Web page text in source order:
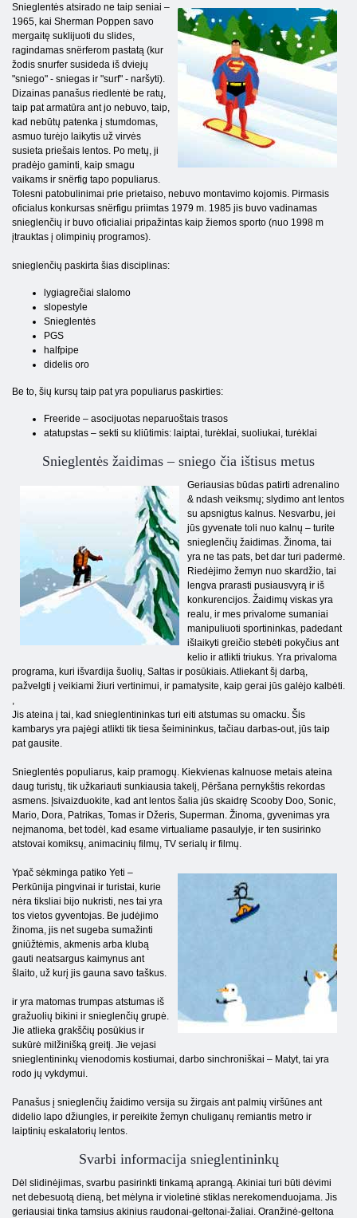
Snieglentės atsirado ne taip seniai –
1965, kai Sherman Poppen savo
mergaitę suklijuoti du slides,
ragindamas snёrferom pastatą (kur
žodis snurfer susideda iš dviejų
"sniego" - sniegas ir "surf" - naršyti).
Dizainas panašus riedlentė be ratų,
taip pat armatūra ant jo nebuvo, taip,
kad nebūtų patenka į stumdomas,
asmuo turėjo laikytis už virvės
susieta priešais lentos. Po metų, ji
pradėjo gaminti, kaip smagu
vaikams ir snёrfig tapo populiarus.
Tolesni patobulinimai prie prietaiso, nebuvo montavimo kojomis. Pirmasis
oficialus konkursas snёrfigu priimtas 1979 m. 1985 jis buvo vadinamas
snieglenčių ir buvo oficialiai pripažintas kaip žiemos sporto (nuo 1998 m
įtrauktas į olimpinių programos).
snieglenčių paskirta šias disciplinas:
lygiagrečiai slalomo
slopestyle
Snieglentės
PGS
halfpipe
didelis oro
Be to, šių kursų taip pat yra populiarus paskirties:
Freeride – asocijuotas neparuoštais trasos
atatupstas – sekti su kliūtimis: laiptai, turėklai, suoliukai, turėklai
Snieglentės žaidimas – sniego čia ištisus metus
Geriausias būdas patirti adrenalino
& ndash veiksmų; slydimo ant lentos
su apsnigtus kalnus. Nesvarbu, jei
jūs gyvenate toli nuo kalnų – turite
snieglenčių žaidimas. Žinoma, tai
yra ne tas pats, bet dar turi padermė.
Riedėjimo žemyn nuo skardžio, tai
lengva prarasti pusiausvyrą ir iš
konkurencijos. Žaidimų viskas yra
realu, ir mes privalome sumaniai
manipuliuoti sportininkas, padedant
išlaikyti greičio stebėti pokyčius ant
kelio ir atlikti triukus. Yra privaloma
programa, kuri išvardija šuolių, Saltas ir posūkiais. Atliekant šį darbą,
pažvelgti į veikiami žiuri vertinimui, ir pamatysite, kaip gerai jūs galėjo kalbėti.
Jis ateina į tai, kad snieglentininkas turi eiti atstumas su omacku. Šis
kambarys yra pajėgi atlikti tik tiesa šeimininkus, tačiau darbas-out, jūs taip
pat gausite.
Snieglentės populiarus, kaip pramogų. Kiekvienas kalnuose metais ateina
daug turistų, tik užkariauti sunkiausia takelį, Pēršana pernykštis rekordas
asmens. Įsivaizduokite, kad ant lentos šalia jūs skaidrę Scooby Doo, Sonic,
Mario, Dora, Patrikas, Tomas ir Džeris, Superman. Žinoma, gyvenimas yra
neįmanoma, bet todėl, kad esame virtualiame pasaulyje, ir ten susirinko
atstovai komiksų, animacinių filmų, TV serialų ir filmų.
Ypač sėkminga patiko Yeti –
Perkūnija pingvinai ir turistai, kurie
nėra tiksliai bijo nukristi, nes tai yra
tos vietos gyventojas. Be judėjimo
žinoma, jis net sugeba sumažinti
gniūžtėmis, akmenis arba klubą
gauti neatsargus kaimynus ant
šlaito, už kurį jis gauna savo taškus.
ir yra matomas trumpas atstumas iš
gražuolių bikini ir snieglenčių grupė.
Jie atlieka grakščių posūkius ir
sukūrė milžinišką greitį. Jie vejasi
snieglentininkų vienodomis kostiumai, darbo sinchroniškai – Matyt, tai yra
rodo jų vykdymui.
Panašus į snieglenčių žaidimo versija su žirgais ant palmių viršūnes ant
didelio lapo džiungles, ir pereikite žemyn chuliganų remiantis metro ir
laiptinių eskalatorių lentos.
Svarbi informacija snieglentininkų
Dėl slidinėjimas, svarbu pasirinkti tinkamą aprangą. Akiniai turi būti dėvimi
net debesuotą dieną, bet mėlyna ir violetinė stiklas nerekomenduojama. Jis
geriausiai tinka tamsius akinius raudonai-geltonai-žaliai. Oranžinė-geltona